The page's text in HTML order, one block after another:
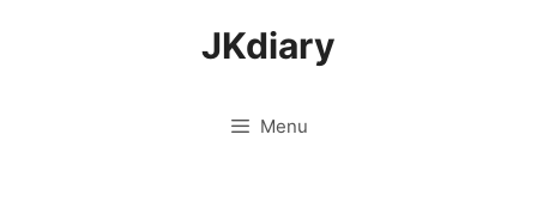
JKdiary
Menu